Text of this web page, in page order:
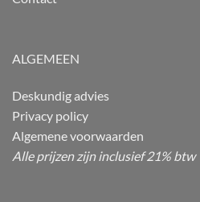
ALGEMEEN
Deskundig advies
Privacy policy
Algemene voorwaarden
Alle prijzen zijn inclusief 21% btw